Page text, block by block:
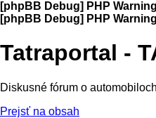
[phpBB Debug] PHP Warning
[phpBB Debug] PHP Warning
Tatraportal -
Diskusné fórum o
Prejsť na obsah